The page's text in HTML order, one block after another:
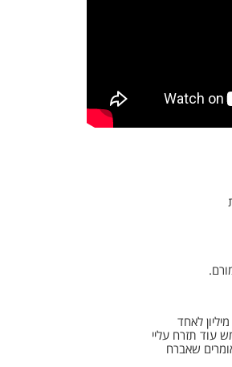
לאחד
עוד תזרח עליי
שאברח